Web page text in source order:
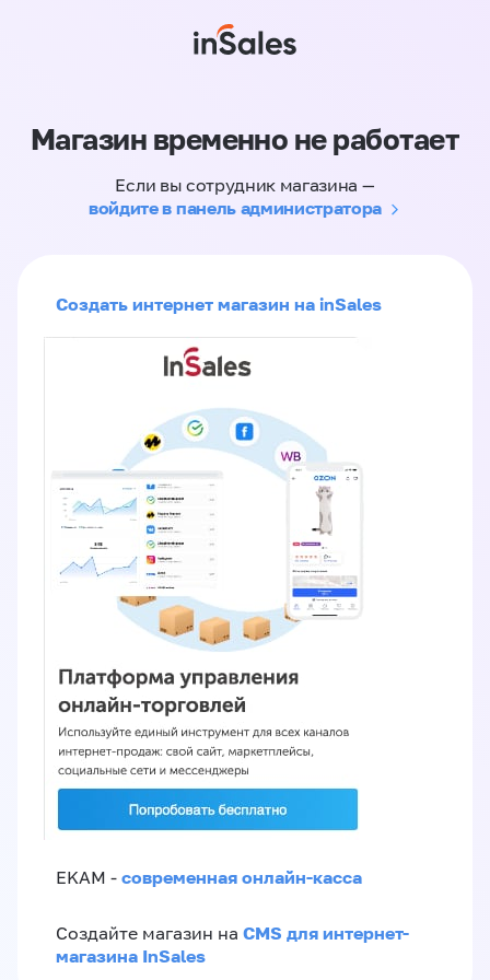
Магазин временно не работает
Если вы сотрудник магазина —
войдите в панель администратора
Создать интернет магазин на inSales
EKAM - современная онлайн-касса
Создайте магазин на CMS для интернет-
магазина InSales